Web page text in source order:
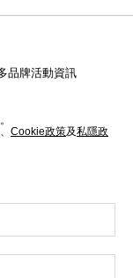
品牌活動資訊
、 Cookie政策及私隱政